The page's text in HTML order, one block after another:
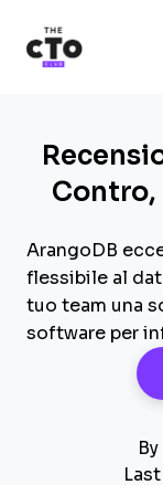
Contro,
ArangoDB
flessibile al
tuo team una
software per
By